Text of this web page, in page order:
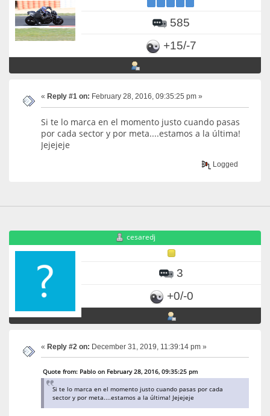
585
+15/-7
« Reply #1 on: February 28, 2016, 09:35:25 pm »
Si te lo marca en el momento justo cuando pasas
por cada sector y por meta....estamos a la última!
Jejejeje
Logged
cesaredj
3
+0/-0
« Reply #2 on: December 31, 2019, 11:39:14 pm »
Quote from: Pablo on February 28, 2016, 09:35:25 pm
Si te lo marca en el momento justo cuando pasas por cada
sector y por meta....estamos a la última! Jejejeje